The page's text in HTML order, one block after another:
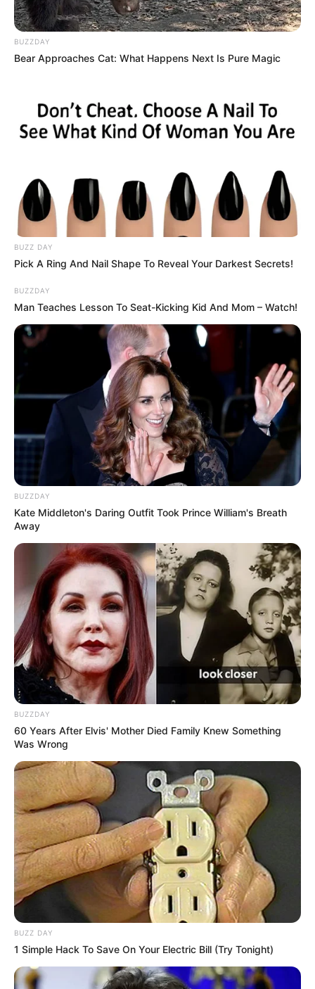
Le Pronostic PMU du Quinté du jour en 7
chevaux du PRIX 220 ANS DE L’HIPPODROME
DE LA BAIE DE SAINT BRIEUC
1er: 9 IBIS PETTEVINIERE
2ème: 10 INDIEN DE FONTAINE
3ème: 14 ICARE DU VENT
4ème: 6 INSIGHT SPOKEN
5ème: 4 ISYBOY DE CINGLAIS
6ème: 2 INHERIT
7ème: 13 COOL KRONOS
Les regrets ou en cas de non-partant: 11 BEAT
GENERATION et/ou 3 ILIO MANNETOT
Tous les Pronostics Spot du jour!
Une quarantaine depronostics de la meilleure presse du
PMU à consulter ici!
BUZZDAY
Bear Approaches Cat: What Happens Next Is Pure Magic
BUZZ DAY
Pick A Ring And Nail Shape To Reveal Your Darkest Secrets!
BUZZDAY
Man Teaches Lesson To Seat-Kicking Kid And Mom – Watch!
BUZZDAY
Kate Middleton's Daring Outfit Took Prince William's Breath
Away
BUZZDAY
60 Years After Elvis' Mother Died Family Knew Something
Was Wrong
BUZZ DAY
1 Simple Hack To Save On Your Electric Bill (Try Tonight)